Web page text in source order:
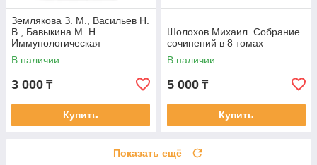
Землякова З. М., Васильев Н.
В., Бавыкина М. Н..
Иммунологическая
реактивность и сепсис
новорожденных детей
В наличии
3 000 ₸
Купить
Шолохов Михаил. Собрание
сочинений в 8 томах
В наличии
5 000 ₸
Купить
Показать ещё